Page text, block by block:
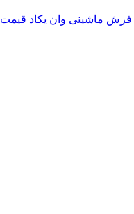
فرش ماشینی وان یکاد قیمت